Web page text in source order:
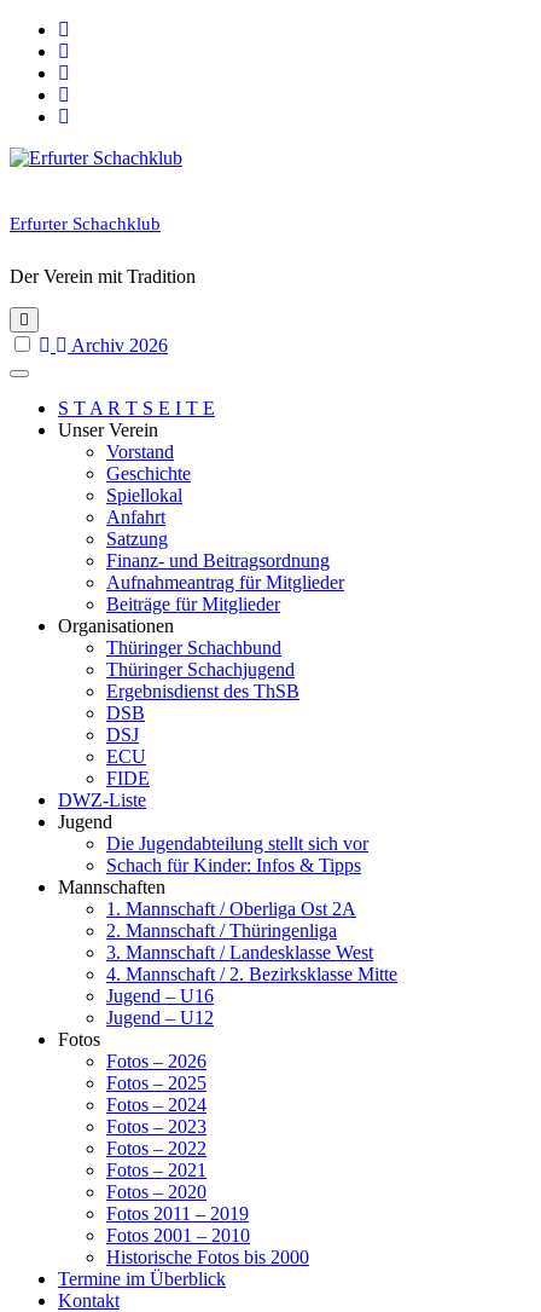
Skip
content
Erfurter Schachklub
Der Verein mit Tradition
Archiv 2026
S T A R T S E I T E
Unser Verein
Vorstand
Geschichte
Spiellokal
Anfahrt
Satzung
Finanz- und Beitragsordnung
Aufnahmeantrag für Mitglieder
Beiträge für Mitglieder
Organisationen
Thüringer Schachbund
Thüringer Schachjugend
Ergebnisdienst des ThSB
DSB
DSJ
ECU
FIDE
DWZ-Liste
Jugend
Die Jugendabteilung stellt sich vor
Schach für Kinder: Infos & Tipps
Mannschaften
1. Mannschaft / Oberliga Ost 2A
2. Mannschaft / Thüringenliga
3. Mannschaft / Landesklasse West
4. Mannschaft / 2. Bezirksklasse Mitte
Jugend – U16
Jugend – U12
Fotos
Fotos – 2026
Fotos – 2025
Fotos – 2024
Fotos – 2023
Fotos – 2022
Fotos – 2021
Fotos – 2020
Fotos 2011 – 2019
Fotos 2001 – 2010
Historische Fotos bis 2000
Termine im Überblick
Kontakt